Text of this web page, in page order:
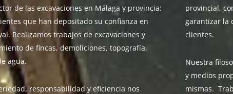
de las excavaciones en Málaga y provincia;
que han depositado su confianza en
Realizamos trabajos de excavaciones y
de fincas, demoliciones, topografía,
agua.
responsabilidad y eficiencia nos
provincial,
garantizar la
clientes.
Nuestra
y medios
mismas.